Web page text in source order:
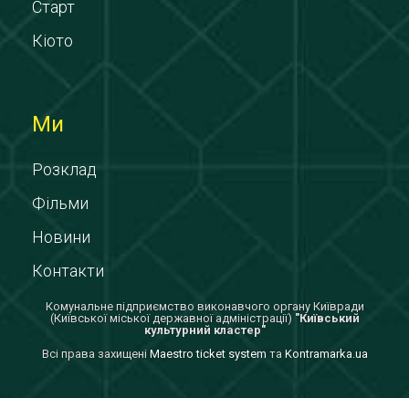
Старт
Кіото
Ми
Розклад
Фільми
Новини
Контакти
Комунальне підприємство виконавчого органу Київради
(Київської міської державної адміністрації) "Київський
культурний кластер"
Всi права захищенi Maestro ticket system та Kontramarka.ua